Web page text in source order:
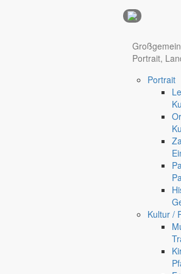
Regional werben auf markersdorf.de!
Portrait,
Portrait
Kultur /
Deutsch-
Jauernick-